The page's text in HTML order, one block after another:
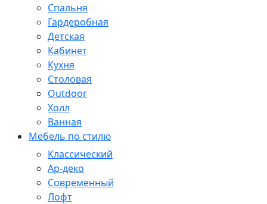
Спальня
Гардеробная
Детская
Кабинет
Кухня
Столовая
Outdoor
Холл
Ванная
Мебель по стилю
Классический
Ар-деко
Современный
Лофт